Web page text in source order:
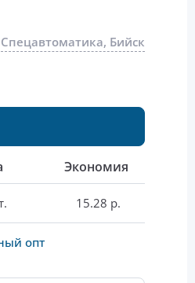
Спецавтоматика, Бийск
Экономия
15.28 р.
опт